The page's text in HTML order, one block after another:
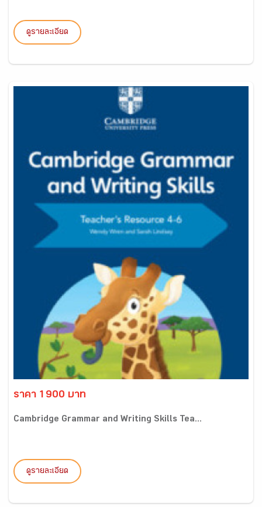
ดูรายละเอียด
ราคา 1900 บาท
Cambridge Grammar and Writing Skills Tea...
ดูรายละเอียด